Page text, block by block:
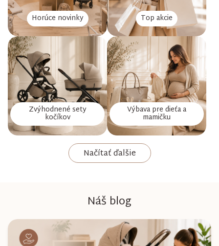
Horúce novinky Top akcie
Zvýhodnené sety
kočíkov
Výbava pre dieťa a
mamičku
Načítať ďalšie
Náš blog